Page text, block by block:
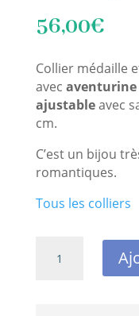
56,00€
Collier médaille
avec aventurine
ajustableavec
cm.
C’est un bijou
romantiques.
Tous les colliers